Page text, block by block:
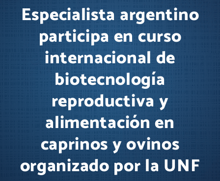
Especialista argentino
participa en curso
internacional de
biotecnología
reproductiva y
alimentación en
caprinos y ovinos
organizado por la UNF